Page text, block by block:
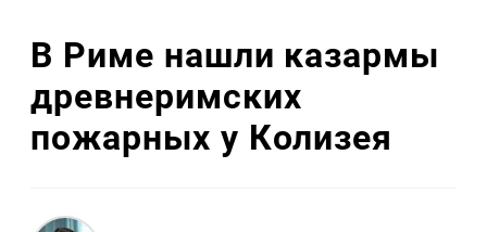
В Риме нашли казармы
древнеримских
пожарных у Колизея